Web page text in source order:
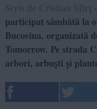
-
participat sâmbătă la
Bucovina, organizată
Tomorrow. Pe strada
arbori, arbuști și